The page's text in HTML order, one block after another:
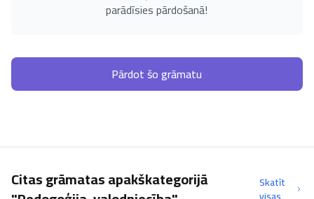
parādīsies pārdošanā!
Pārdot šo grāmatu
Citas grāmatas apakškategorijā Skatīt